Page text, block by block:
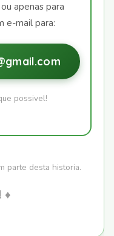
apenas para
mail para:
possivel!
parte desta historia.
♦